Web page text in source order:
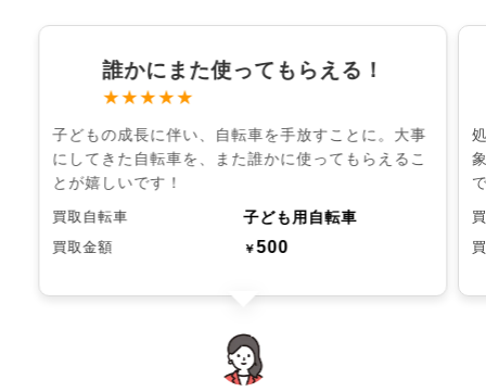
誰かにまた使ってもらえる！
★★★★★
子どもの成長に伴い、自転車を手放すことに。大事
にしてきた自転車を、また誰かに使ってもらえるこ
とが嬉しいです！
買取自転車 子ども用自転車
買取金額 ￥500
chevron_left chevron_right